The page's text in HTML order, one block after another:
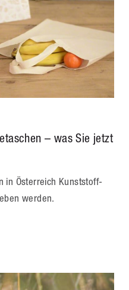
– was Sie jetzt
in Österreich Kunststoff-
werden.